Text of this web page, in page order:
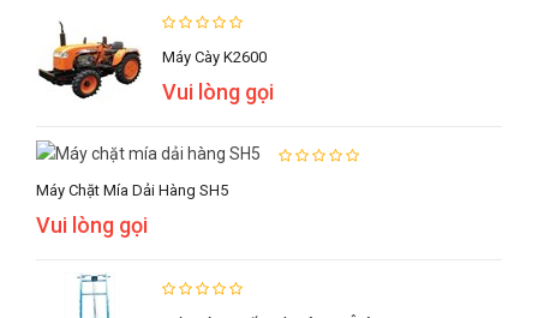
Máy Cày K2600
Vui lòng gọi
Máy Chặt Mía Dải Hàng SH5
Vui lòng gọi